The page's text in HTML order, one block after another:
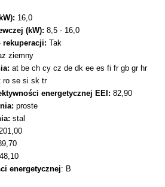
16,0
(kW): 8,5 - 16,0
rekuperacji: Tak
ziemny
at be ch cy cz de dk ee es fi fr gb gr hr
ro se si sk tr
energetycznej EEI: 82,90
proste
stal
48,10
energetycznej: B